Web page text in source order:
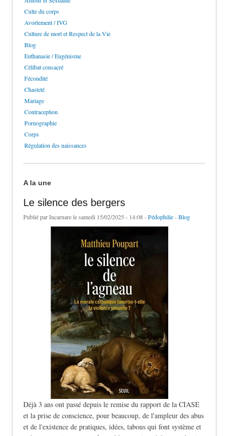
Culte du corps
Avortement / IVG
Culture de mort et Respect de la Vie
Blog
Euthanasie / Eugénisme
Célibat consacré
Fécondité
Chasteté
Mariage
Contraception
Pornographie
Corps
Régulation des naissances
A la une
Le silence des bergers
Publié parIncarnarele samedi 15/02/2025 - 14:08 -Pédophilie-Blog
Déjà 3 ans ont passé depuis le remise du rapport de la CIASE
et la prise de conscience, pour beaucoup, de l'ampleur des abus
et de l'existence de pratiques, idées, tabous qui font système et